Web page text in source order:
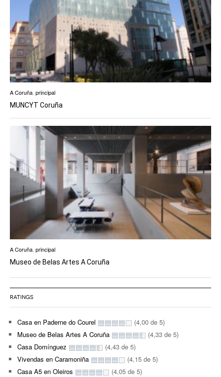
A Coruña principal
MUNCYT Coruña
A Coruña, principal
Museo de Belas Artes A Coruña
RATINGS
Casa en Paderne do Courel
(4,00 de 5)
Museo de Belas Artes A Coruña
(4,33 de 5)
Casa Domínguez
(4,43 de 5)
Vivendas en Caramoniña
(4,15 de 5)
Casa A5 en Oleiros
(4,05 de 5)